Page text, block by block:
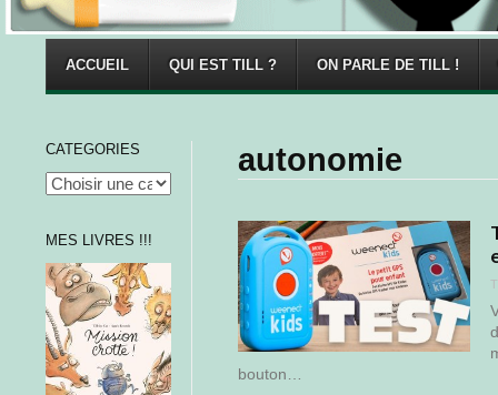
Menu
ACCUEIL
QUI EST TILL ? ON PARLE DE TILL !
autonomie
bouton…
CATEGORIES
MES LIVRES !!!